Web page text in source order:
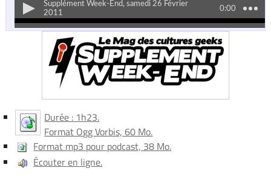
Durée : 1h23.
Format Ogg Vorbis, 60 Mo.
Format mp3 pour podcast, 38 Mo.
Écouter en ligne.